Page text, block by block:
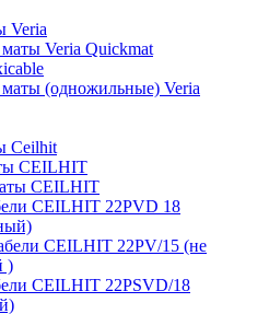
Veria
Veria Quickmat
маты (одножильные) Veria
Ceilhit
CEILHIT
CEILHIT
CEILHIT 22PVD 18
CEILHIT 22PV/15 (не
)
CEILHIT 22PSVD/18